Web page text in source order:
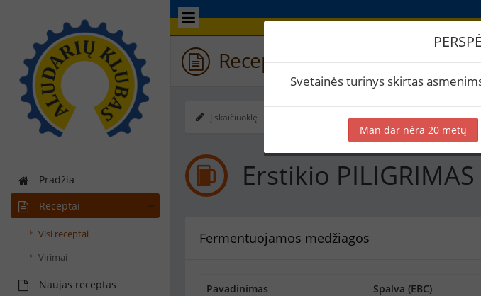
Pradžia
Receptai
Visi receptai
Virimai
Naujas receptas
Receptas / Erstikio
Į skaičiuoklę Eksportuoti į PDF Spausdinti etiketes
Erstikio PILIGRIMAS
Fermentuojamos medžiagos
Pavadinimas Spalva (EBC)
Svetainės turinys skirtas
Man dar nėra 20 metų